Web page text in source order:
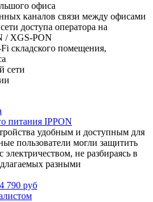
офиса
каналов связи между офисами
доступа оператора на
/ XGS-PON
складского помещения,
сети
питания IPPON
удобным и доступным для
пользователи могли защитить
не разбираясь в
разными
790 руб